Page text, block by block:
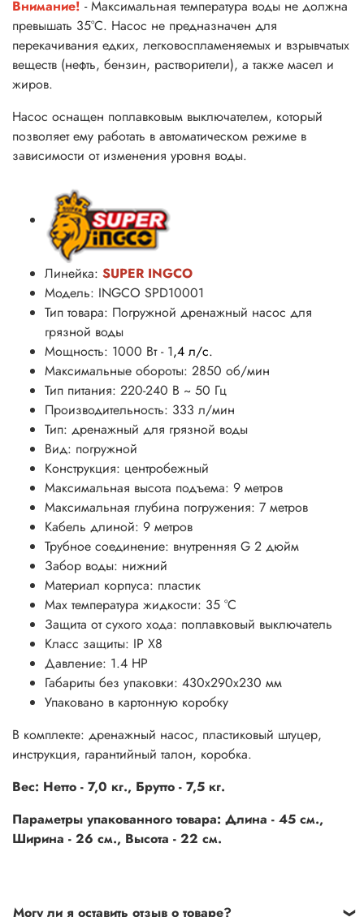
Внимание! - Максимальная температура воды не должна
превышать 35°С. Насос не предназначен для
перекачивания едких, легковоспламеняемых и взрывчатых
веществ (нефть, бензин, растворители), а также масел и
жиров.
Насос оснащен поплавковым выключателем, который
позволяет ему работать в автоматическом режиме в
зависимости от изменения уровня воды.
Линейка: SUPER INGCO
Модель: INGCO SPD10001
Тип товара: Погружной дренажный насос для
грязной воды
Мощность: 1000 Вт - 1,4 л/с.
Максимальные обороты: 2850 об/мин
Тип питания: 220-240 В ~ 50 Гц
Производительность: 333 л/мин
Тип: дренажный для грязной воды
Вид: погружной
Конструкция: центробежный
Максимальная высота подъема: 9 метров
Максимальная глубина погружения: 7 метров
Кабель длиной: 9 метров
Трубное соединение: внутренняя G 2 дюйм
Забор воды: нижний
Материал корпуса: пластик
Мах температура жидкости: 35 °С
Защита от сухого хода: поплавковый выключатель
Класс защиты: IP X8
Давление: 1.4 HP
Габариты без упаковки: 430х290х230 мм
Упаковано в картонную коробку
В комплекте: дренажный насос, пластиковый штуцер,
инструкция, гарантийный талон, коробка.
Вес: Нетто - 7,0 кг., Брутто - 7,5 кг.
Параметры упакованного товара: Длина - 45 см.,
Ширина - 26 см., Высота - 22 см.